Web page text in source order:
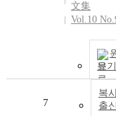
文集
Vol.10
보기
복
출
7